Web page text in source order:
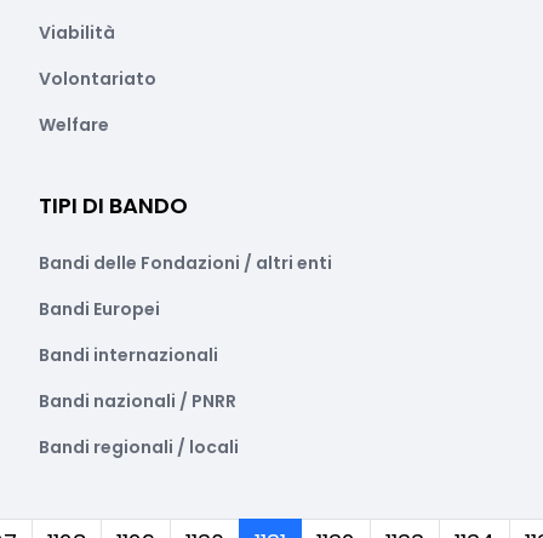
Viabilità
Volontariato
Welfare
TIPI DI BANDO
Bandi delle Fondazioni / altri enti
Bandi Europei
Bandi internazionali
Bandi nazionali / PNRR
Bandi regionali / locali